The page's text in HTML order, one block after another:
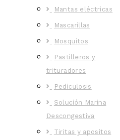
Mantas eléctricas
Mascarillas
Mosquitos
Pastilleros y
trituradores
Pediculosis
Solución Marina
Descongestiva
Tiritas y apositos